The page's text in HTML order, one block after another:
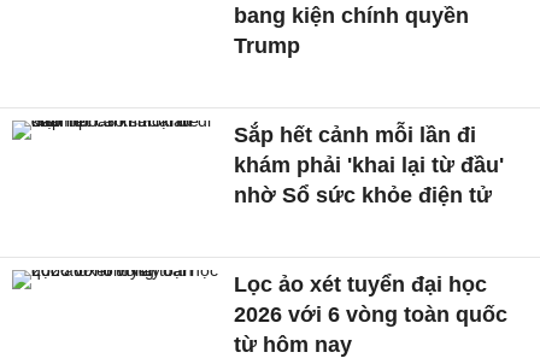
bang kiện chính quyền
Trump
Sắp hết cảnh mỗi lần đi
khám phải 'khai lại từ đầu'
nhờ Sổ sức khỏe điện tử
Lọc ảo xét tuyển đại học
2026 với 6 vòng toàn quốc
từ hôm nay